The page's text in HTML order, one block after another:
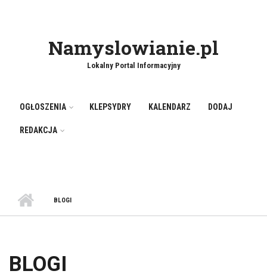
Namyslowianie.pl
Lokalny Portal Informacyjny
OGŁOSZENIA KLEPSYDRY KALENDARZ DODAJ
REDAKCJA
BLOGI
BLOGI